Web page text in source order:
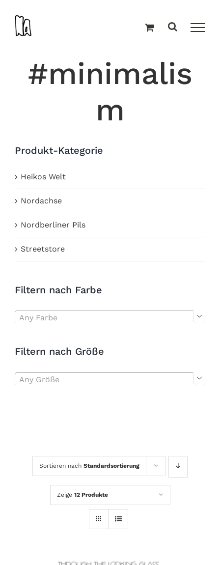
Inhalt
springen
#minimalis
m
Sortieren nach Standardsortierung
Zeige 12 Produkte
Produkt-Kategorie
Heikos Welt
Nordachse
Nordberliner Pils
Streetstore
Filtern nach Farbe
Any Farbe 
Filtern nach Größe
Any Größe 